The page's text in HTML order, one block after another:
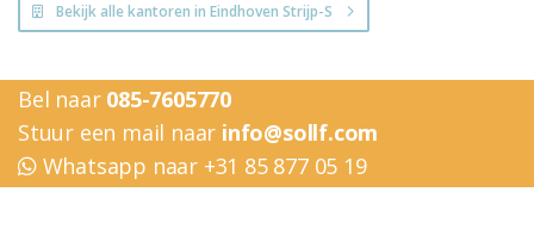
Bekijk alle kantoren in Eindhoven Strijp-S
Bel naar 085-7605770
Stuur een mail naar info@sollf.com
Whatsapp naar +31 85 877 05 19